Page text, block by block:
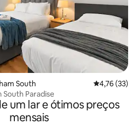
South 4,76 de uma
4,76 (33)
South Paradise
um lar e ótimos preços
mensais